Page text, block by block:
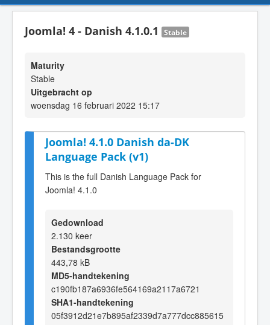
Joomla! 4 - Danish 4.1.0.1 Stable
Maturity
Stable
Uitgebracht op
woensdag 16 februari 2022 15:17
Joomla! 4.1.0 Danish da-DK
Language Pack (v1)
This is the full Danish Language Pack for
Joomla! 4.1.0
Gedownload
2.130 keer
Bestandsgrootte
443,78 kB
MD5-handtekening
c190fb187a6936fe564169a2117a6721
SHA1-handtekening
05f3912d21e7b895af2339d7a777dcc885615